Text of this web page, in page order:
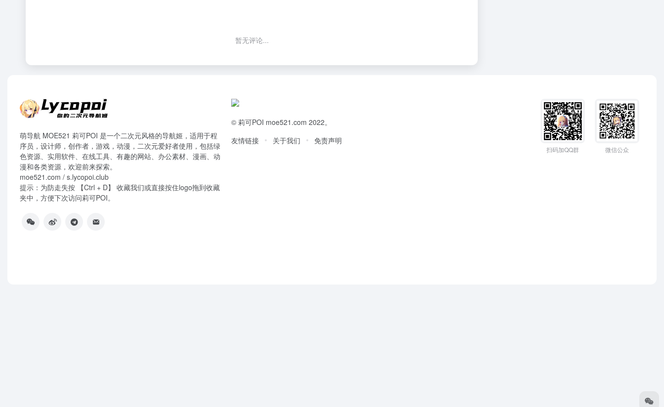
暂无评论...
萌导航 MOE521 莉可POI 是一个二次元风格的导航姬，适用于程
序员，设计师，创作者，游戏，动漫，二次元爱好者使用，包括绿
色资源、实用软件、在线工具、有趣的网站、办公素材、漫画、动
漫和各类资源，欢迎前来探索。
moe521.com / s.lycopoi.club
提示：为防走失按 【Ctrl + D】 收藏我们或直接按住logo拖到收藏
夹中，方便下次访问莉可POI。
© 莉可POI moe521.com 2022。
友情链接
关于我们 免责声明
扫码加QQ群 微信公众